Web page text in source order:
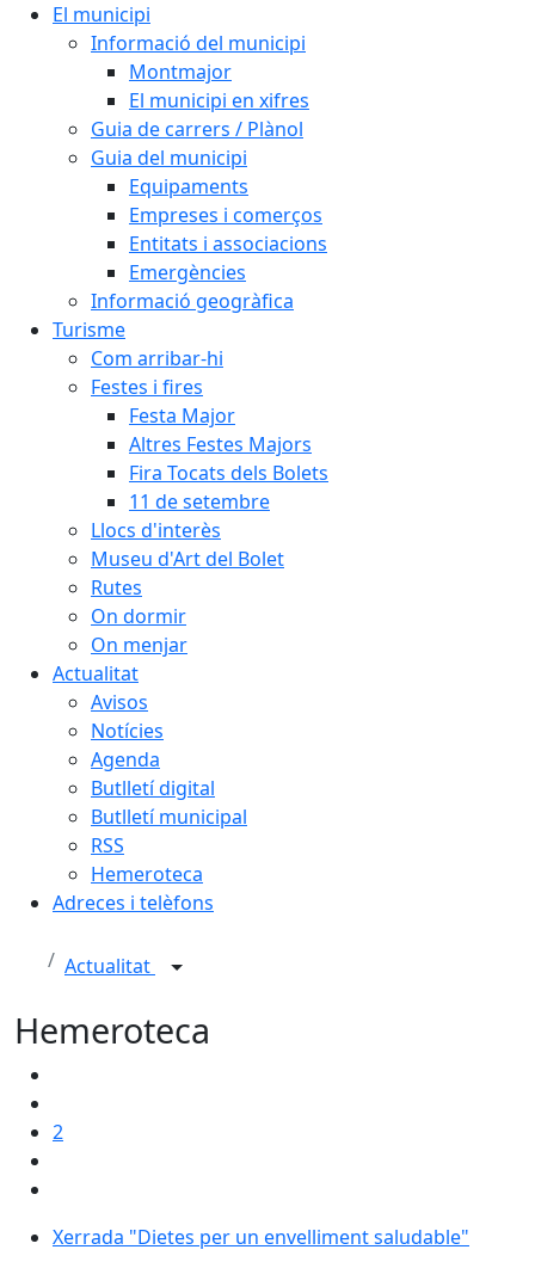
El municipi
Informació del municipi
Montmajor
El municipi en xifres
Guia de carrers / Plànol
Guia del municipi
Equipaments
Empreses i comerços
Entitats i associacions
Emergències
Informació geogràfica
Turisme
Com arribar-hi
Festes i fires
Festa Major
Altres Festes Majors
Fira Tocats dels Bolets
11 de setembre
Llocs d'interès
Museu d'Art del Bolet
Rutes
On dormir
On menjar
Actualitat
Avisos
Notícies
Agenda
Butlletí digital
Butlletí municipal
RSS
Hemeroteca
Adreces i telèfons
Actualitat
Hemeroteca
2
Xerrada "Dietes per un envelliment saludable"
Xerrada "Dietes per un envelliment saludable"